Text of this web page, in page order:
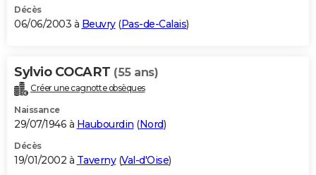
Décès
06/06/2003 à Beuvry(Pas-de-Calais)
Sylvio COCART (55 ans)
Créer une cagnotte obsèques
Naissance
29/07/1946 à Haubourdin (Nord)
Décès
19/01/2002 à Taverny(Val-d'Oise)